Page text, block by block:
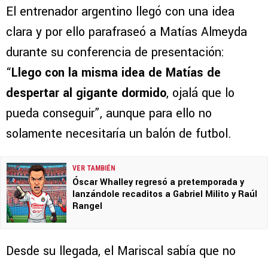
El entrenador argentino llegó con una idea
clara y por ello parafraseó a Matías Almeyda
durante su conferencia de presentación:
“Llego con la misma idea de Matías de
despertar al gigante dormido, ojalá que lo
pueda conseguir”, aunque para ello no
solamente necesitaría un balón de futbol.
VER TAMBIÉN
Óscar Whalley regresó a pretemporada y
lanzándole recaditos a Gabriel Milito y Raúl
Rangel
Desde su llegada, el Mariscal sabía que no